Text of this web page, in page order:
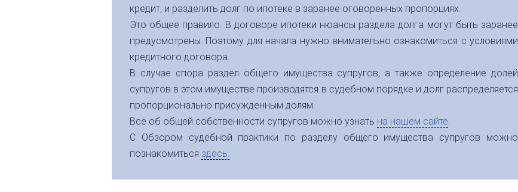
кредит, и разделить долг по ипотеке в заранее оговоренных пропорциях.
Это общее правило. В договоре ипотеки нюансы раздела долга могут быть заранее
предусмотрены. Поэтому для начала нужно внимательно ознакомиться с условиями
кредитного договора.
В случае спора раздел общего имущества супругов, а также определение долей
супругов в этом имуществе производятся в судебном порядке и долг распределяется
пропорционально присужденным долям.
Всё об общей собственности супругов можно узнать на нашем сайте.
С Обзором судебной практики по разделу общего имущества супругов можно
познакомиться здесь.